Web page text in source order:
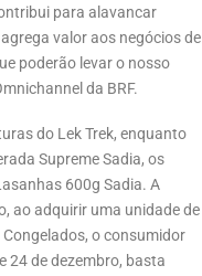
para alavancar
valor aos negócios de
poderão levar o nosso
da BRF.
do Lek Trek, enquanto
Supreme Sadia, os
600g Sadia. A
ao adquirir uma unidade de
o consumidor
24 de dezembro, basta